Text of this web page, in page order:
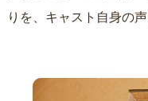
りを、キャスト自身の